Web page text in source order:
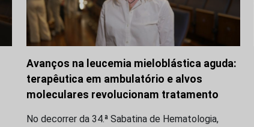
Avanços na leucemia mieloblástica aguda:
terapêutica em ambulatório e alvos
moleculares revolucionam tratamento
No decorrer da 34.ª Sabatina de Hematologia,